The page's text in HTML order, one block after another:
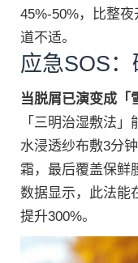
45%-50%，比整
道不适。
应急SOS
当脱屑已演变成「
「三明治湿敷法
水浸透纱布敷3分
霜，最后覆盖保鲜
数据显示，此法能
提升300%。